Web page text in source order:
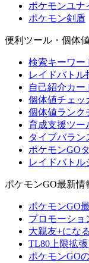
ポケモンユナ
ポケモン剣盾
便利ツール・個体
検索キーワー
レイドバトル
自己紹介カー
個体値チェッ
個体値ランク
育成支援ツー
タイプバラン
ポケモンGO
レイドバトル
ポケモンGO最新情
ポケモンGO
プロモーショ
大親友+にな
TL80上限拡
ポケモンGO